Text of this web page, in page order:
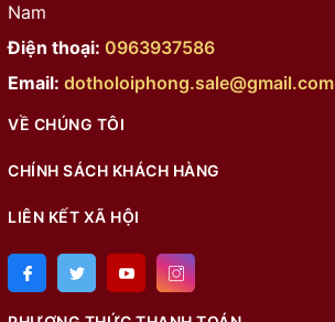
Nam
Điện thoại: 0963937586
Email: dotholoiphong.sale@gmail.com
VỀ CHÚNG TÔI
CHÍNH SÁCH KHÁCH HÀNG
LIÊN KẾT XÃ HỘI